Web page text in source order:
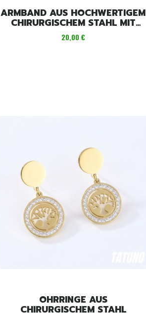
ARMBAND AUS HOCHWERTIGEM
CHIRURGISCHEM STAHL MIT
HERZANHÄNGER
Preis
20,00 €
OHRRINGE AUS
CHIRURGISCHEM STAHL